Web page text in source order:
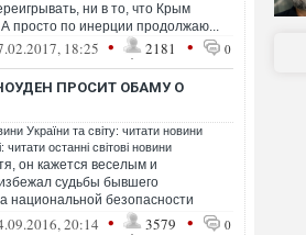
ни в то, что Крым
просто по инерции продолжаю...
18:25 • 2181 • 0
ПРОСИТ ОБАМУ О
України та світу: читати новини
читати останні світові новини
он кажется веселым и
судьбы бывшего
национальной безопасности
20:14 • 3579 • 0